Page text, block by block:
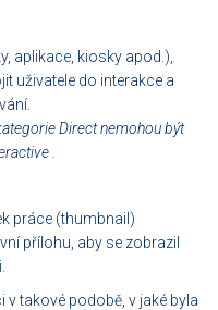
aplikace, kiosky apod.),
uživatele do interakce a
Direct nemohou být
.
práce (thumbnail)
přílohu, aby se zobrazil
v takové podobě, v jaké byla